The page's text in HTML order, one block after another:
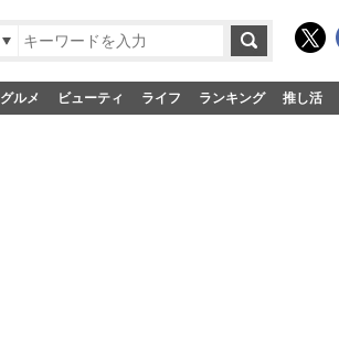
グルメ ビューティ ライフ ランキング 推し活